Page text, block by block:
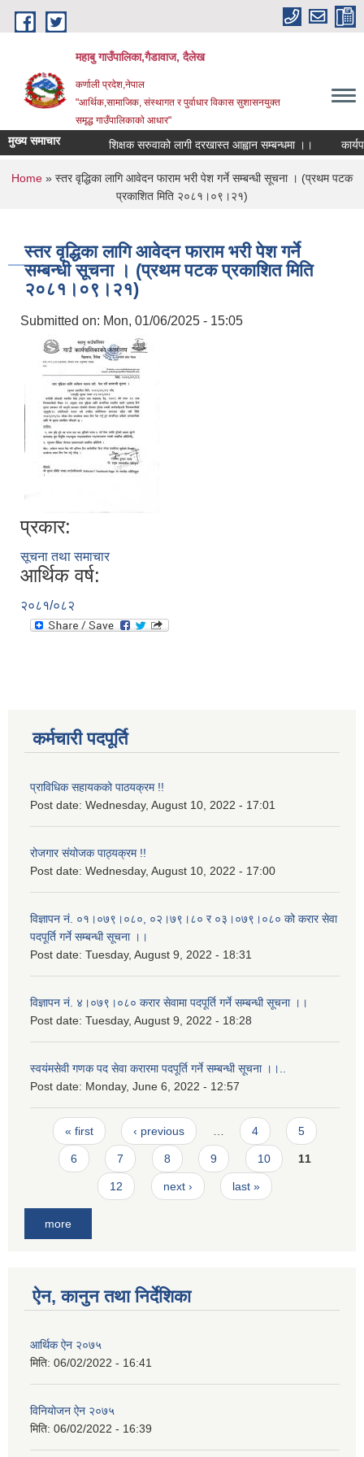
Skip to main content
महाबु गाउँपालिका,गैडावाज, दैलेख
कर्णाली प्रदेश,नेपाल
"आर्थिक,सामाजिक, संस्थागत र पुर्वाधार विकास सुशासनयुक्त
समृद्ध गाउँपालिकाकाे आधार"
मुख्य समाचार शिक्षक सरुवाको लागी दरखास्त आह्वान सम्बन्धमा ।।
You are here
Home » स्तर वृद्धिका लागि आवेदन फाराम भरी पेश गर्ने सम्बन्धी सूचना । (प्रथम पटक
प्रकाशित मिति २०८१।०९।२१)
स्तर वृद्धिका लागि आवेदन फाराम भरी पेश गर्ने
सम्बन्धी सूचना । (प्रथम पटक प्रकाशित मिति
२०८१।०९।२१)
Submitted on: Mon, 01/06/2025 - 15:05
प्रकार:
सूचना तथा समाचार
आर्थिक वर्ष:
२०८१/०८२
कर्मचारी पदपूर्ति
प्राविधिक सहायकको पाठयक्रम !!
Post date: Wednesday, August 10, 2022 - 17:01
रोजगार संयोजक पाठ्यक्रम !!
Post date: Wednesday, August 10, 2022 - 17:00
विज्ञापन नं. ०१।०७९।०८०, ०२।७९।८० र ०३।०७९।०८० को करार सेवा
पदपूर्ति गर्ने सम्बन्धी सूचना ।।
Post date: Tuesday, August 9, 2022 - 18:31
विज्ञापन नं. ४।०७९।०८० करार सेवामा पदपूर्ति गर्ने सम्बन्धी सूचना ।।
Post date: Tuesday, August 9, 2022 - 18:28
स्वयंमसेवी गणक पद सेवा करारमा पदपूर्ति गर्ने सम्बन्धी सूचना ।।..
Post date: Monday, June 6, 2022 - 12:57
Pages
« first ‹ previous 4 5
6 7 8 9 10 11
12 next › last »
more
ऐन, कानुन तथा निर्देशिका
आर्थिक ऐन २०७५
मिति: 06/02/2022 - 16:41
विनियोजन ऐन २०७५
मिति: 06/02/2022 - 16:39